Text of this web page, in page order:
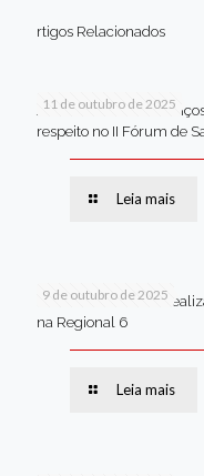
rtigos Relacionados
11 de outubro de 2025
Jaboatão celebra
respeito no II Fórum de
Leia mais
9 de outubro de 2025
Van dos secretários
na Regional 6
Leia mais